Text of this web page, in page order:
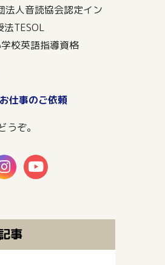
法人音読協会認定イン
TESOL
校英語指導資格
仕事のご依頼
うぞ。
事